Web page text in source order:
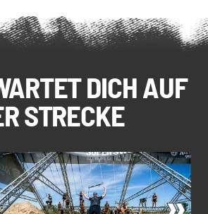
DICH AUF
STRECKE